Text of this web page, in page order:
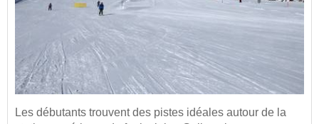
Les débutants trouvent des pistes idéales autour de la